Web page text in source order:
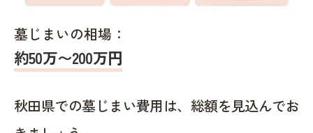
墓じまいの相場：
約50万〜200万円
秋田県での墓じまい費用は、総額を見込んでお